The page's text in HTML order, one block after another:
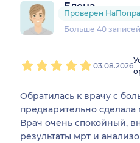
Елена
6 отзывов и1
Больше 40
Проверен
03.08.2026
Обратилась к врачу с
предварительно сделала
Врач очень спокойный,
результаты мрт и